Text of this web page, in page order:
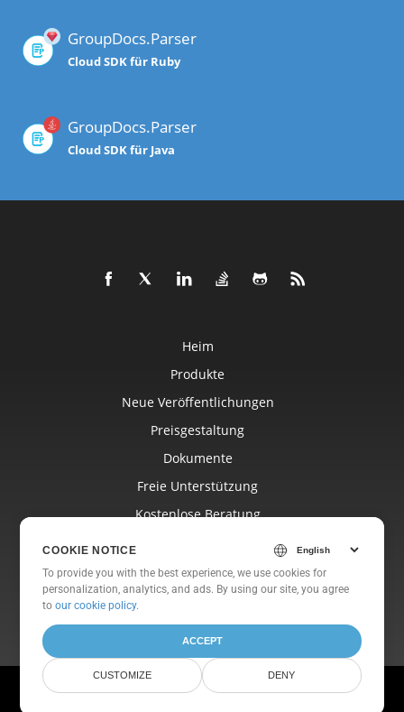
GroupDocs.Parser
Cloud SDK für Ruby
GroupDocs.Parser
Cloud SDK für Java
Heim
Produkte
Neue Veröffentlichungen
Preisgestaltung
Dokumente
Freie Unterstützung
Kostenlose Beratung
Websites
Um
© Aspose Pty Ltd 2001-2026. Alle Rechte vorbehalten.
COOKIE NOTICE
To provide you with the best experience, we use cookies for
personalization, analytics, and ads. By using our site, you agree
toour cookie policy.
ACCEPT
CUSTOMIZE DENY